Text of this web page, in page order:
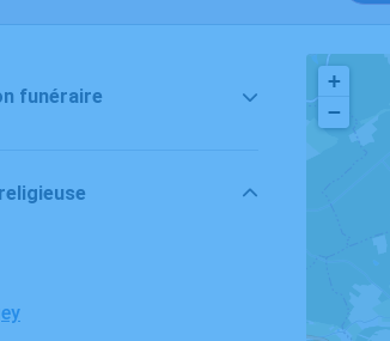
funéraire
+
−